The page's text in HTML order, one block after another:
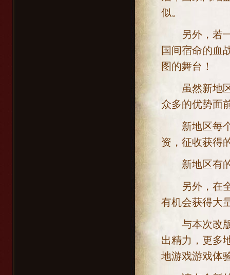
似。
另外，若一
国间宿命的血
图的舞台！
虽然新地区
众多的优势面
新地区每个
资，征收获得
新地区有的
另外，在全
有机会获得大
与本次改版
出精力，更多
地游戏游戏体